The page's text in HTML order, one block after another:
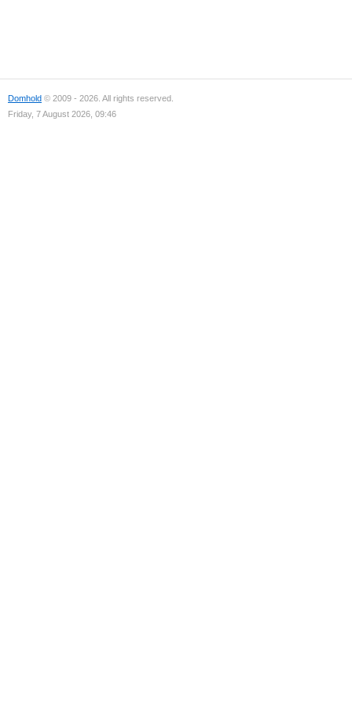
Domhold © 2009 - 2026. All rights reserved.
Friday, 7 August 2026, 09:46